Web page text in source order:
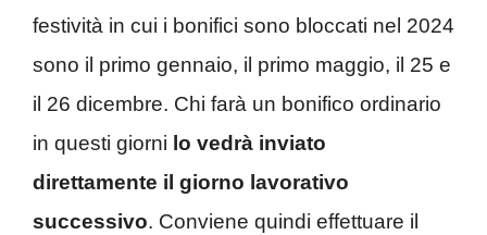
festività in cui i bonifici sono bloccati nel 2024
sono il primo gennaio, il primo maggio, il 25 e
il 26 dicembre. Chi farà un bonifico ordinario
in questi giorni lo vedrà inviato
direttamente il giorno lavorativo
successivo. Conviene quindi effettuare il